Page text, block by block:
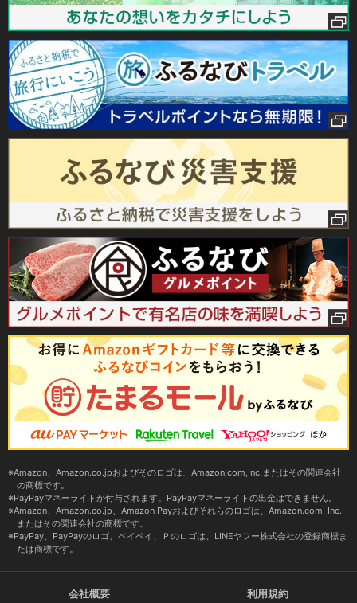
Amazon、Amazon.co.jpおよびそのロゴは、Amazon.com,Inc.またはその関連会社
の商標です。
PayPayマネーライトが付与されます。PayPayマネーライトの出金はできません。
Amazon、Amazon.co.jp、Amazon Payおよびそれらのロゴは、Amazon.com, Inc.
またはその関連会社の商標です。
PayPay、PayPayのロゴ、ペイペイ、Ｐのロゴは、LINEヤフー株式会社の登録商標ま
たは商標です。
会社概要 利用規約